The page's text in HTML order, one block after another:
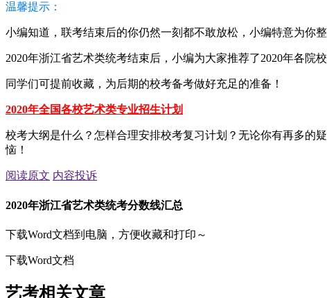
温馨提示：
小编知道，联考结束后的你仍然一刻都不敢放松，小编特意为你
2020年浙江省艺术类统考结束后，小编为大家推荐了2020年各院
同学们可提前收藏，为后期的校考备考做好充足的准备！
2020年全国各校艺术类专业招生计划
校考大纲是什么？怎样合理安排校考复习计划？无论你有再多的
恼！
阅读原文 内容投诉
2020年浙江省艺术类统考分数线汇总
下载Word文档到电脑，方便收藏和打印～
下载Word文档
艺考相关文章